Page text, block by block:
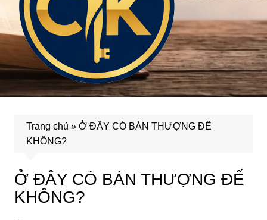
Trang chủ » Ở ĐÂY CÓ BÁN THƯỢNG ĐẾ
KHÔNG?
Ở ĐÂY CÓ BÁN THƯỢNG ĐẾ
KHÔNG?